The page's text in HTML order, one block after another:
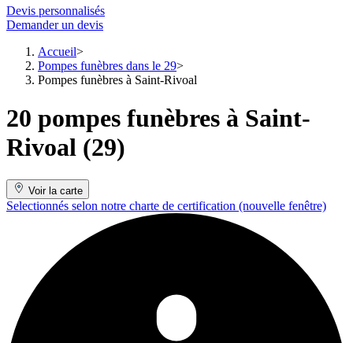
Devis personnalisés
Demander un devis
Accueil
Pompes funèbres dans le 29
Pompes funèbres à Saint-Rivoal
20 pompes funèbres à Saint-
Rivoal (29)
Voir la carte
Selectionnés selon notre charte de certification (nouvelle fenêtre)